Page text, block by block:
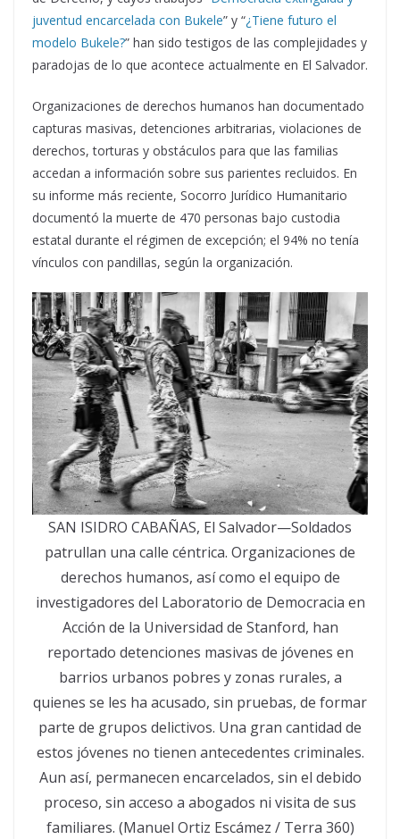
juventud encarcelada con Bukele” y “¿Tiene futuro el
modelo Bukele?” han sido testigos de las complejidades y
paradojas de lo que acontece actualmente en El Salvador.
Organizaciones de derechos humanos han documentado
capturas masivas, detenciones arbitrarias, violaciones de
derechos, torturas y obstáculos para que las familias
accedan a información sobre sus parientes recluidos. En
su informe más reciente, Socorro Jurídico Humanitario
documentó la muerte de 470 personas bajo custodia
estatal durante el régimen de excepción; el 94% no tenía
vínculos con pandillas, según la organización.
SAN ISIDRO CABAÑAS, El Salvador—Soldados
patrullan una calle céntrica. Organizaciones de
derechos humanos, así como el equipo de
investigadores del Laboratorio de Democracia en
Acción de la Universidad de Stanford, han
reportado detenciones masivas de jóvenes en
barrios urbanos pobres y zonas rurales, a
quienes se les ha acusado, sin pruebas, de formar
parte de grupos delictivos. Una gran cantidad de
estos jóvenes no tienen antecedentes criminales.
Aun así, permanecen encarcelados, sin el debido
proceso, sin acceso a abogados ni visita de sus
familiares. (Manuel Ortiz Escámez / Terra 360)